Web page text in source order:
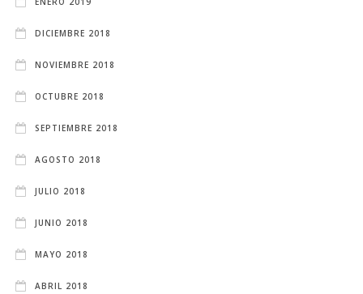
DICIEMBRE 2018
NOVIEMBRE 2018
OCTUBRE 2018
SEPTIEMBRE 2018
AGOSTO 2018
JULIO 2018
JUNIO 2018
MAYO 2018
ABRIL 2018